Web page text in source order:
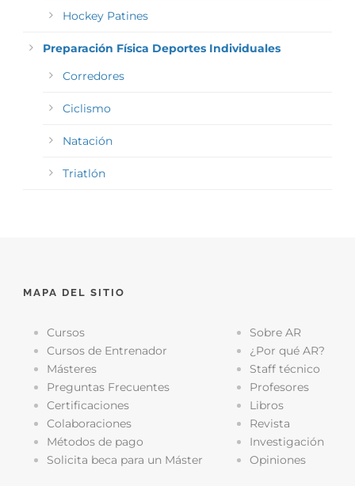
Hockey Patines
Preparación Física Deportes Individuales
Corredores
Ciclismo
Natación
Triatlón
MAPA DEL SITIO
Cursos
Cursos de Entrenador
Másteres
Preguntas Frecuentes
Certificaciones
Colaboraciones
Métodos de pago
Solicita beca para un Máster
Sobre AR
¿Por qué AR?
Staff técnico
Profesores
Libros
Revista
Investigación
Opiniones